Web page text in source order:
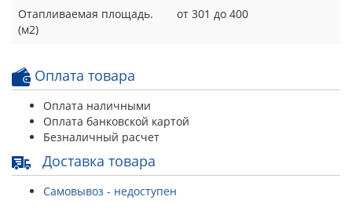
Отапливаемая площадь.
(м2)
от 301 до 400
Оплата товара
Оплата наличными
Оплата банковской картой
Безналичный расчет
Доставка товара
Самовывоз - недоступен